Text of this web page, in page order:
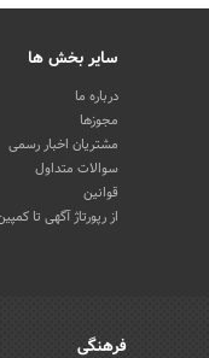
سایر بخش ها
درباره ما
مجوزها
مشتریان اخبار رسمی
سوالات متداول
قوانین
از رپورتاژ آگهی تا
فرهنگی